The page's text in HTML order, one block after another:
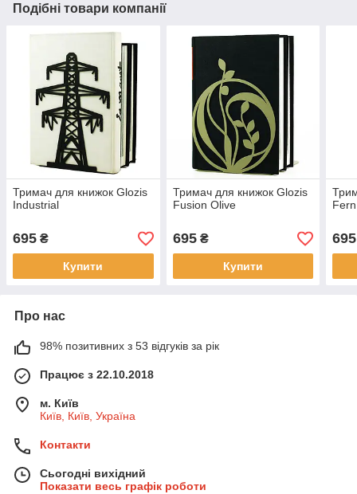
Подібні товари компанії
Тримач для книжок Glozis
Industrial
695 ₴
Купити
Тримач для книжок Glozis
Fusion Olive
695₴
Купити
695
Про нас
98% позитивних з 53 відгуків за рік
Працює з 22.10.2018
м. Київ
Київ, Київ, Україна
Контакти
Сьогодні вихідний
Показати весь графік роботи